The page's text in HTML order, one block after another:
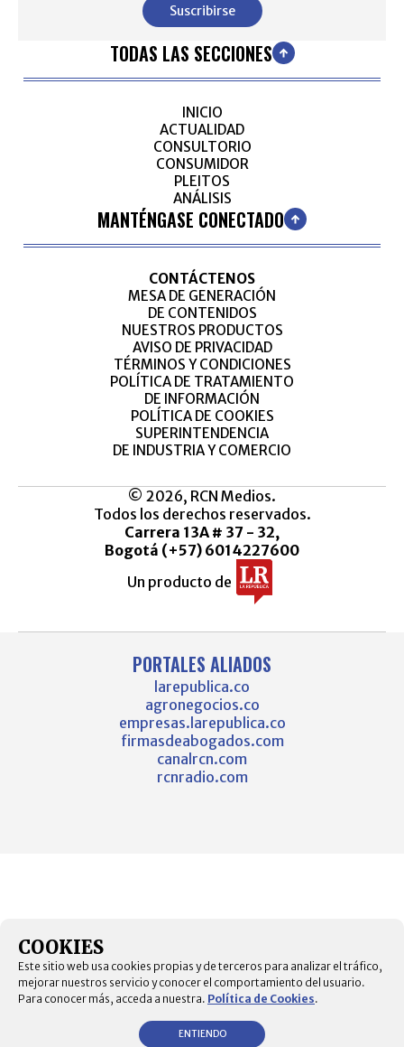
Suscribirse
TODAS LAS SECCIONES
INICIO
ACTUALIDAD
CONSULTORIO
CONSUMIDOR
PLEITOS
ANÁLISIS
MANTÉNGASE CONECTADO
CONTÁCTENOS
MESA DE GENERACIÓN
DE CONTENIDOS
NUESTROS PRODUCTOS
AVISO DE PRIVACIDAD
TÉRMINOS Y CONDICIONES
POLÍTICA DE TRATAMIENTO
DE INFORMACIÓN
POLÍTICA DE COOKIES
SUPERINTENDENCIA
DE INDUSTRIA Y COMERCIO
© 2026, RCN Medios.
Todos los derechos reservados.
Carrera 13A # 37 - 32,
Bogotá (+57) 6014227600
Un producto de
PORTALES ALIADOS
larepublica.co
agronegocios.co
empresas.larepublica.co
firmasdeabogados.com
canalrcn.com
rcnradio.com
COOKIES
Este sitio web usa cookies propias y de terceros para analizar el tráfico,
mejorar nuestros servicio y conocer el comportamiento del usuario.
Para conocer más, acceda a nuestra. Política de Cookies.
ENTIENDO